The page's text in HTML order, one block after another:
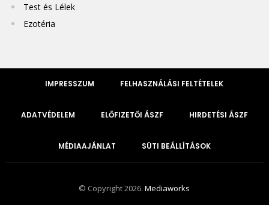
Test és Lélek
Ezotéria
IMPRESSZUM FELHASZNÁLÁSI FELTÉTELEK
ADATVÉDELEM ELŐFIZETŐI ÁSZF HIRDETÉSI ÁSZF
MÉDIAAJÁNLAT SÜTI BEÁLLÍTÁSOK
© Copyright 2026.Mediaworks